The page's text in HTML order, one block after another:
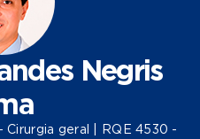
Negris
geral | RQE 4530 -